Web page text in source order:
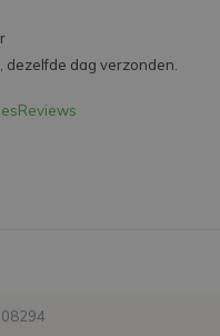
dezelfde dag verzonden.
Reviews